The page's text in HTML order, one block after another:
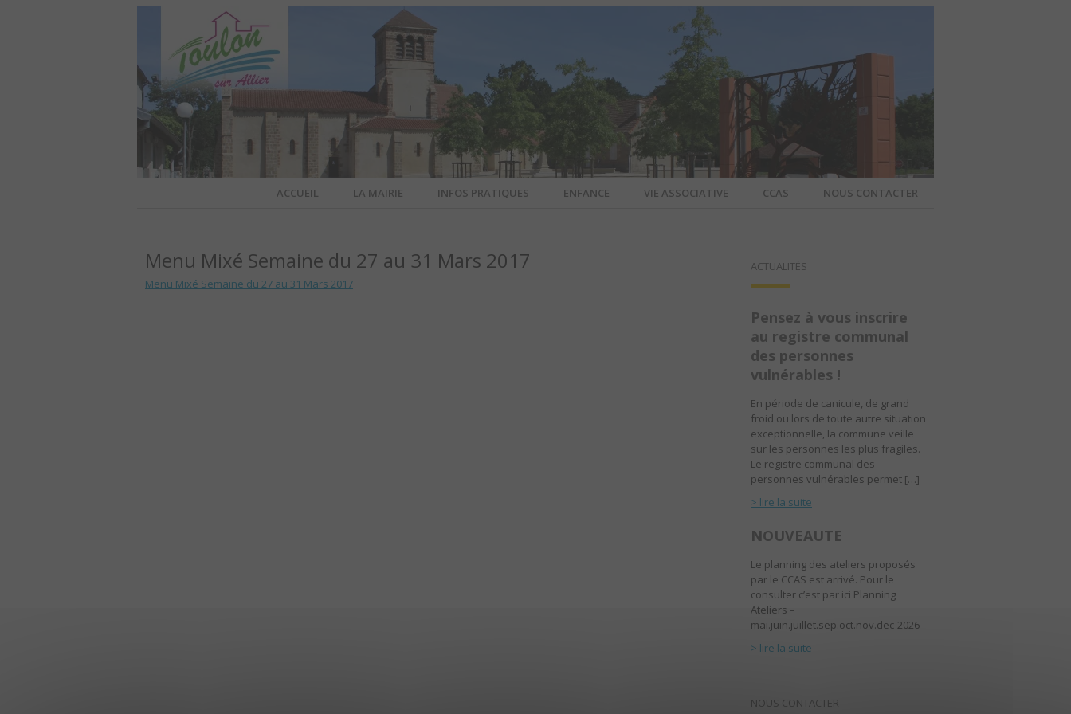
TOULON-SUR-ALLIER – SITE
OFFICIEL DE LA COMMUNE
ACCUEIL LA MAIRIE INFOS PRATIQUES ENFANCE VIE ASSOCIATIVE CCAS NOUS CONTACTER
Menu Mixé Semaine du 27 au 31 Mars 2017
Menu Mixé Semaine du 27 au 31 Mars 2017
ACTUALITÉS
Pensez à vous inscrire
au registre communal
des personnes
vulnérables !
En période de canicule, de grand
froid ou lors de toute autre situation
exceptionnelle, la commune veille
sur les personnes les plus fragiles.
Le registre communal des
personnes vulnérables permet […]
> lire la suite
NOUVEAUTE
Le planning des ateliers proposés
par le CCAS est arrivé. Pour le
consulter c’est par ici Planning
Ateliers –
mai.juin.juillet.sep.oct.nov.dec-2026
> lire la suite
NOUS CONTACTER